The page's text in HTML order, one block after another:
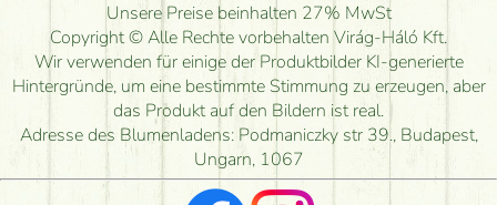
Wie lange kann ich heute Blumen mit Lieferung
bestellen?
Wie schnell können Sie den Blumenstrauß
herstellen und wann können Sie ihn frühestens
liefern?
Unsere Preise beinhalten 27% MwSt
Copyright © Alle Rechte vorbehalten Virág-Háló Kft.
Wir verwenden für einige der Produktbilder KI-generierte
Hintergründe, um eine bestimmte Stimmung zu erzeugen, aber
das Produkt auf den Bildern ist real.
Adresse des Blumenladens: Podmaniczky str 39., Budapest,
Ungarn, 1067